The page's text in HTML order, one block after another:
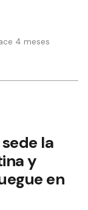
4 meses
la
y
en